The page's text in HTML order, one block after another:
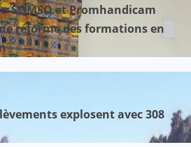
SOMSO et Promhandicam
réforme des formations en
explosent avec 308